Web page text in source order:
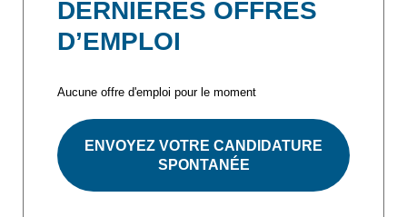
DERNIÈRES OFFRES
D’EMPLOI
Aucune offre d'emploi pour le moment
ENVOYEZ VOTRE CANDIDATURE
SPONTANÉE